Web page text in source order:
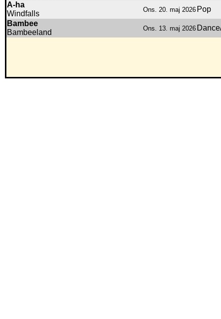
A-ha
Windfalls
Ons. 20. maj 2026 Pop
Bambee
Bambeeland
Ons. 13. maj 2026